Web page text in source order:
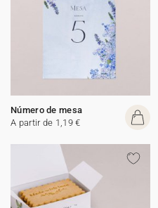
Número de mesa
A partir de 1,19 €